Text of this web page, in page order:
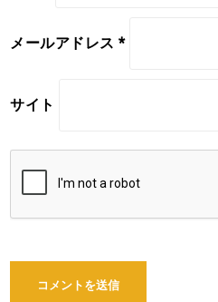
メールアドレス *
サイト